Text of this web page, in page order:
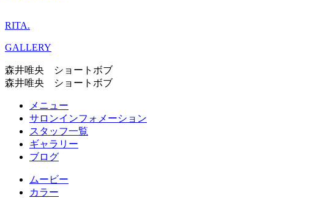
RITA.
GALLERY
森井唯央 ショートボブ
森井唯央 ショートボブ
メニュー
サロンインフォメーション
スタッフ一覧
ギャラリー
ブログ
ムービー
カラー